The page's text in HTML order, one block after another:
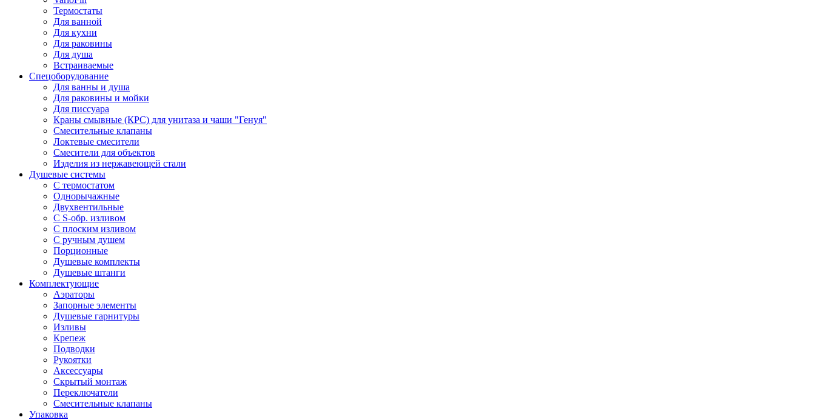
Термостаты
Для ванной
Для кухни
Для раковины
Для душа
Встраиваемые
Спецоборудование
Для ванны и душа
Для раковины и мойки
Для писсуара
Краны смывные (КРС) для унитаза и чаши "Генуя"
Смесительные клапаны
Локтевые смесители
Смесители для объектов
Изделия из нержавеющей стали
Душевые системы
С термостатом
Однорычажные
Двухвентильные
С S-обр. изливом
С плоским изливом
С ручным душем
Порционные
Душевые комплекты
Душевые штанги
Комплектующие
Аэраторы
Запорные элементы
Душевые гарнитуры
Изливы
Крепеж
Подводки
Рукоятки
Аксессуары
Скрытый монтаж
Переключатели
Смесительные клапаны
Упаковка